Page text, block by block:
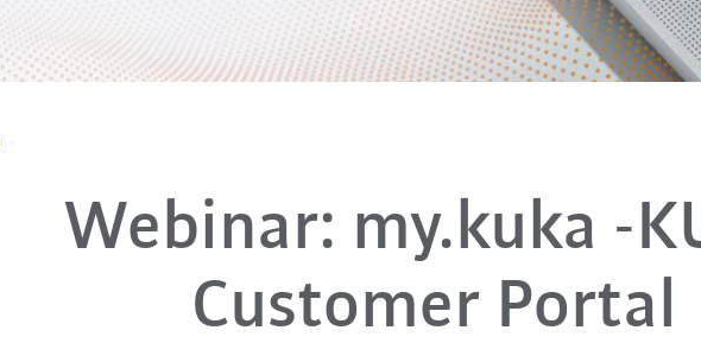
Webinar: my.kuka -
Customer Portal